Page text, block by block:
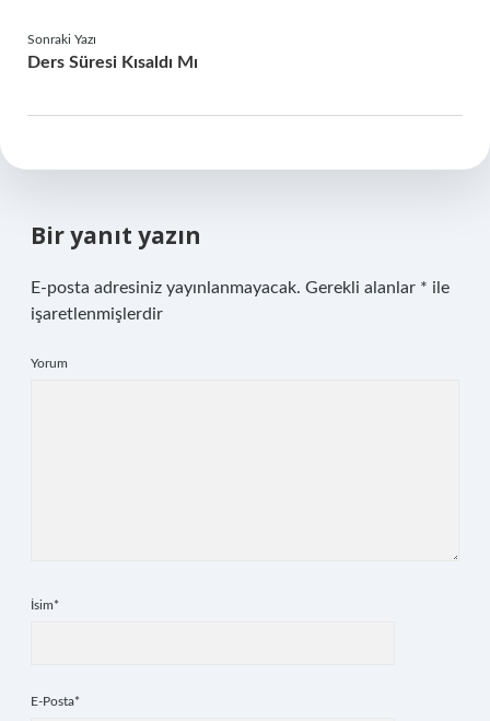
Sonraki Yazı
Ders Süresi Kısaldı Mı
Bir yanıt yazın
E-posta adresiniz yayınlanmayacak. Gerekli alanlar * ile
işaretlenmişlerdir
Yorum
İsim*
E-Posta*